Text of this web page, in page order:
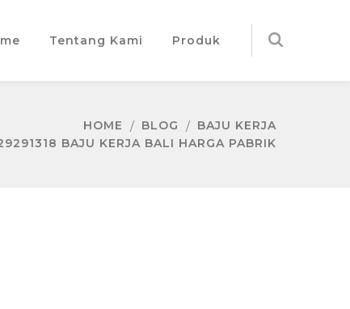
Tentang Kami Produk
HOME BLOG
BAJU KERJA
BAJU KERJA BALI HARGA PABRIK